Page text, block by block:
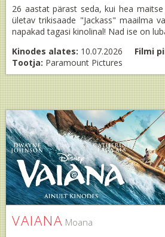
26 aastat pärast seda, kui hea
ületav trikisaade "Jackass" maailma
napakad tagasi kinolinal! Nad ise on
Kinodes alates: 10.07.2026 Filmi
Tootja: Paramount Pictures
VAIANA Moana